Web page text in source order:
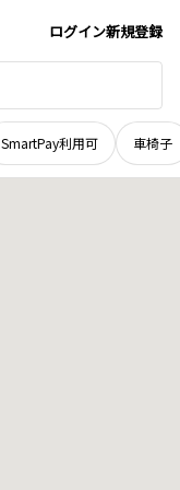
ログイン新規登録
SmartPay利用可 車椅子